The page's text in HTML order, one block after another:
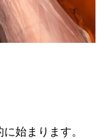
始まります。